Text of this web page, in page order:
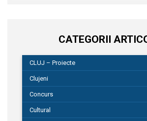
CATEGORII
CLUJ – Proiecte
Clujeni
Concurs
Cultural